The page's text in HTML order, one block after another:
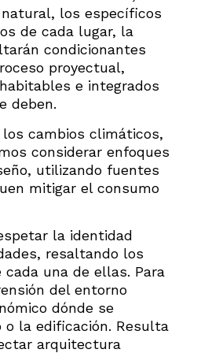
los específicos
de cada lugar, la
condicionantes
proyectual,
e integrados
deben.
cambios climáticos,
considerar enfoques
utilizando fuentes
mitigar el consumo
la identidad
resaltando los
una de ellas. Para
del entorno
dónde se
o la edificación. Resulta
arquitectura